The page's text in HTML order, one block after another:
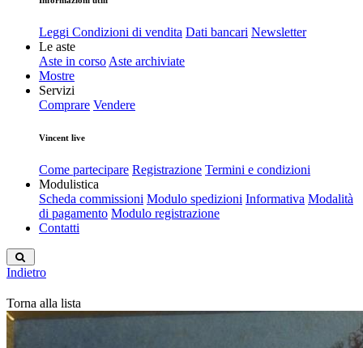
Leggi Condizioni di vendita Dati bancari Newsletter
Le aste
Aste in corso Aste archiviate
Mostre
Servizi
Comprare Vendere
Vincent live
Come partecipare Registrazione Termini e condizioni
Modulistica
Scheda commissioni Modulo spedizioni Informativa Modalità
di pagamento Modulo registrazione
Contatti
Indietro
Torna alla lista